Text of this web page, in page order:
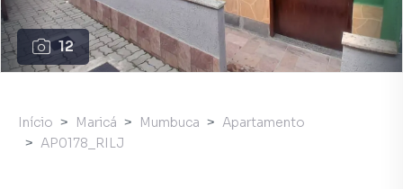
12
Início Maricá Mumbuca
Apartamento
AP0178_RILJ